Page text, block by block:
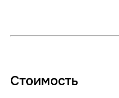
Стоимость